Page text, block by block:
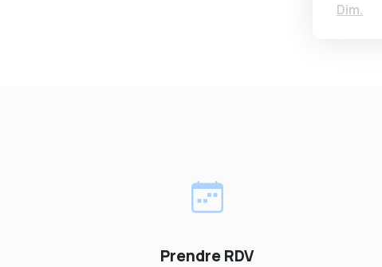
Dim.
Prendre RDV